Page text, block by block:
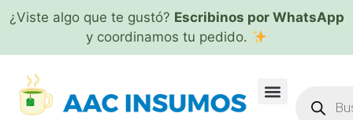
¿Viste algo que te gustó? Escribinos por WhatsApp
y coordinamos tu pedido.